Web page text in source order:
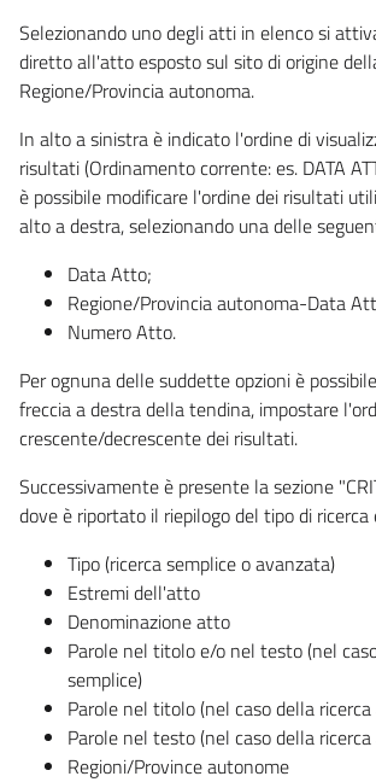
Selezionando uno degli atti in elenco si
diretto all'atto esposto sul sito di origine
Regione/Provincia autonoma.
In alto a sinistra è indicato l'ordine di
risultati (Ordinamento corrente: es. DATA
è possibile modificare l'ordine dei risultati
alto a destra, selezionando una delle
Data Atto;
Regione/Provincia autonoma-Data
Numero Atto.
Per ognuna delle suddette opzioni è
freccia a destra della tendina, impostare
crescente/decrescente dei risultati.
Successivamente è presente la sezione
dove è riportato il riepilogo del tipo di
Tipo (ricerca semplice o avanzata)
Estremi dell'atto
Denominazione atto
Parole nel titolo e/o nel testo (nel
semplice)
Parole nel titolo (nel caso della
Parole nel testo (nel caso della
Regioni/Province autonome